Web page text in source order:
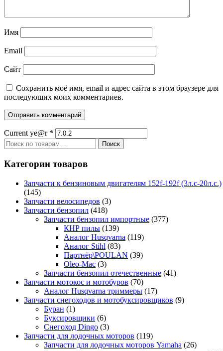
Имя
Email
Сайт
Сохранить моё имя, email и адрес сайта в этом браузере для
последующих моих комментариев.
Current ye@r *
Искать:
Поиск
Категории товаров
Запчасти к бензиновым двигателям 152f-192f (3л.с-20л.с.)
(145)
Запчасти велосипедов (3)
Запчасти бензопил (418)
Запчасти бензопил импортные (377)
КНР пилы (139)
Аналог Husqvarna (119)
Аналог Stihl (83)
Партнёр\POULAN (39)
Oleo-Mac (3)
Запчасти бензопил отечественные (41)
Запчасти мотокос и мотобуров (70)
Аналог Husqvarna триммеры (17)
Запчасти снегоходов и мотобуксировщиков (9)
Буран (1)
Буксировщики (6)
Снегоход Dingo (3)
Запчасти для лодочных моторов (119)
Запчасти для лодочных моторов Yamaha (26)